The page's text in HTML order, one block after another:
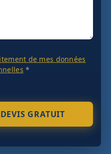
de mes données
*